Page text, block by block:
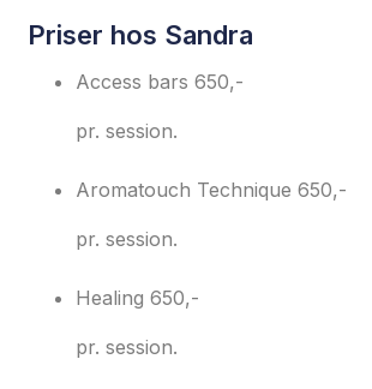
Priser hos Sandra
Access bars 650,-
pr. session.
Aromatouch Technique 650,-
pr. session.
Healing 650,-
pr. session.